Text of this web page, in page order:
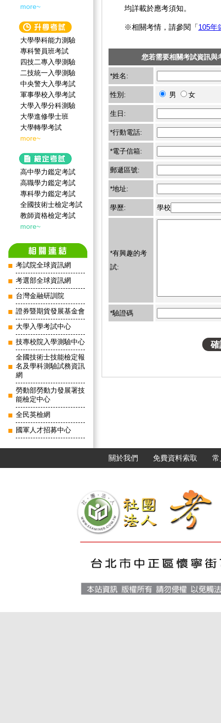
more~
大學學科能力測驗
專科警員班考試
四技二專入學測驗
二技統一入學測驗
中央警大入學考試
軍事學校入學考試
大學入學分科測驗
大學進修學士班
大學轉學考試
more~
高中學力鑑定考試
高職學力鑑定考試
專科學力鑑定考試
全國技術士檢定考試
教師資格檢定考試
more~
考試院全球資訊網
考選部全球資訊網
台灣金融研訓院
證券暨期貨發展基金會
大學入學考試中心
技專校院入學測驗中心
全國技術士技能檢定報
名及學科測驗試務資訊
網
勞動部勞動力發展署技
能檢定中心
全民英檢網
國軍人才招募中心
均詳載於應考須知。
※相關考情，請參閱「105年
您若需要相關考試資訊與
*姓名:
性別: 男 女
生日:
*行動電話:
*電子信箱:
郵遞區號:
*地址:
學歷: 學校
*有興趣的考
試:
*驗證碼
關於我們 免費資料索取 常